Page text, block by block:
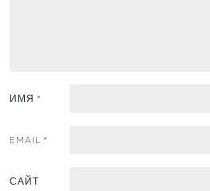
ИМЯ *
EMAIL *
САЙТ